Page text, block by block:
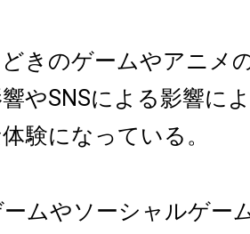
きのゲームやアニメ
やSNSによる影響に
験になっている。
ムやソーシャルゲー